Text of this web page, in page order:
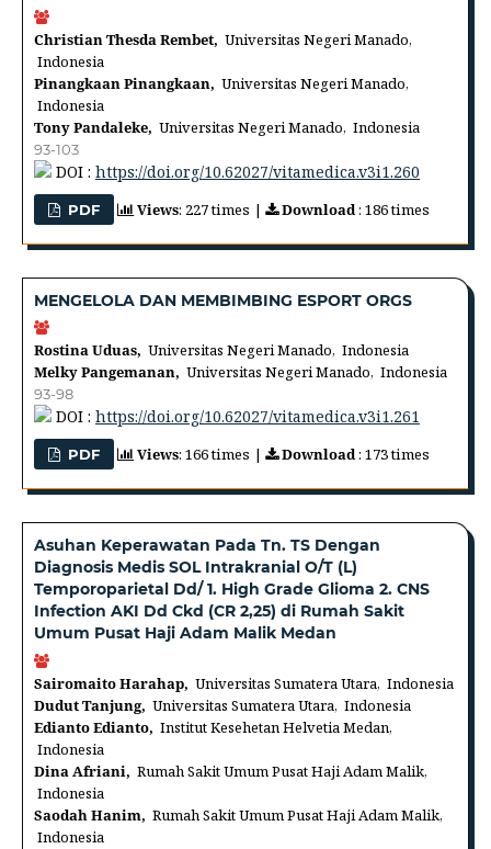
Christian Thesda Rembet, Universitas Negeri Manado,
Indonesia
Pinangkaan Pinangkaan, Universitas Negeri Manado,
Indonesia
Tony Pandaleke, Universitas Negeri Manado, Indonesia
93-103
DOI : https://doi.org/10.62027/vitamedica.v3i1.260
PDF Views: 227 times | Download: 186 times
MENGELOLA DAN MEMBIMBING ESPORT ORGS
Rostina Uduas, Universitas Negeri Manado, Indonesia
Melky Pangemanan, Universitas Negeri Manado, Indonesia
93-98
DOI : https://doi.org/10.62027/vitamedica.v3i1.261
PDF Views: 166 times | Download: 173 times
Asuhan Keperawatan Pada Tn. TS Dengan
Diagnosis Medis SOL Intrakranial O/T (L)
Temporoparietal Dd/ 1. High Grade Glioma 2. CNS
Infection AKI Dd Ckd (CR 2,25) di Rumah Sakit
Umum Pusat Haji Adam Malik Medan
Sairomaito Harahap, Universitas Sumatera Utara, Indonesia
Dudut Tanjung, Universitas Sumatera Utara, Indonesia
Edianto Edianto, Institut Kesehetan Helvetia Medan,
Indonesia
Dina Afriani, Rumah Sakit Umum Pusat Haji Adam Malik,
Indonesia
Saodah Hanim, Rumah Sakit Umum Pusat Haji Adam Malik,
Indonesia